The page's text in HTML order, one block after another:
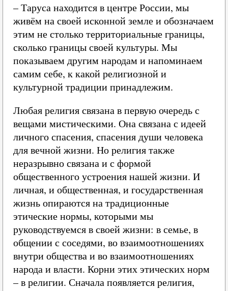
– Таруса находится в центре России, мы
живём на своей исконной земле и обозначаем
этим не столько территориальные границы,
сколько границы своей культуры. Мы
показываем другим народам и напоминаем
самим себе, к какой религиозной и
культурной традиции принадлежим.
Любая религия связана в первую очередь с
вещами мистическими. Она связана с идеей
личного спасения, спасения души человека
для вечной жизни. Но религия также
неразрывно связана и с формой
общественного устроения нашей жизни. И
личная, и общественная, и государственная
жизнь опираются на традиционные
этические нормы, которыми мы
руководствуемся в своей жизни: в семье, в
общении с соседями, во взаимоотношениях
внутри общества и во взаимоотношениях
народа и власти. Корни этих этических норм
– в религии. Сначала появляется религия,